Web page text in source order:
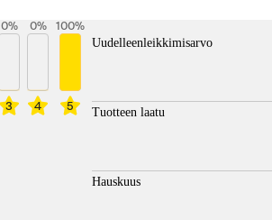
3
0%
4
0%
5
100%
Uudelleenleikkimisarvo
Tuotteen laatu
Hauskuus